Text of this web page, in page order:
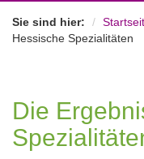
Sie sind hier:
Hessische Spezialitäten
Die